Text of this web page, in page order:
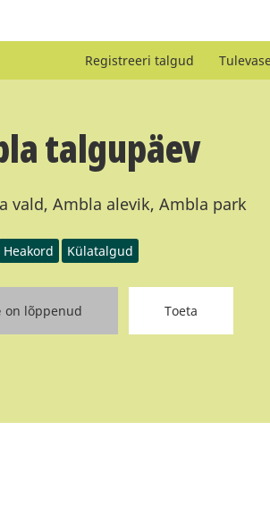
Registreeri talgud
talgupäev
vald, Ambla alevik, Ambla park
Heakord Külatalgud
on lõppenud Toeta